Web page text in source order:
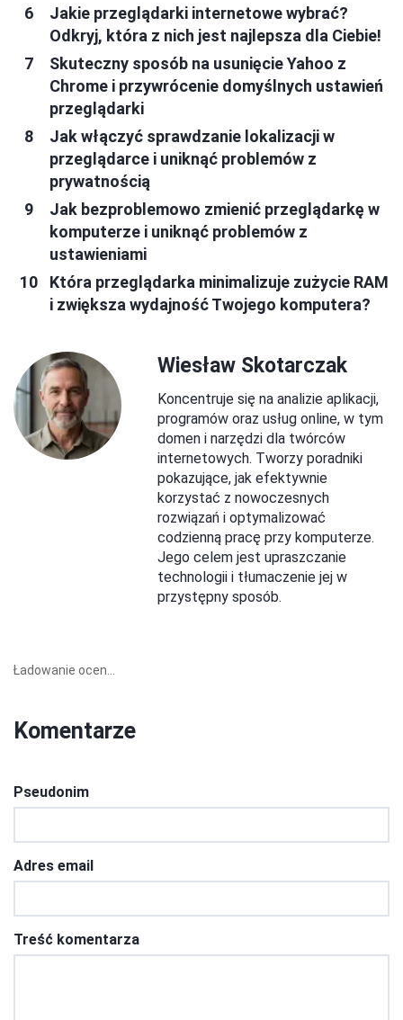
Jakie przeglądarki internetowe wybrać?
Odkryj, która z nich jest najlepsza dla Ciebie!
Skuteczny sposób na usunięcie Yahoo z
Chrome i przywrócenie domyślnych ustawień
przeglądarki
Jak włączyć sprawdzanie lokalizacji w
przeglądarce i uniknąć problemów z
prywatnością
Jak bezproblemowo zmienić przeglądarkę w
komputerze i uniknąć problemów z
ustawieniami
Która przeglądarka minimalizuje zużycie RAM
i zwiększa wydajność Twojego komputera?
Wiesław Skotarczak
Koncentruje się na analizie aplikacji,
programów oraz usług online, w tym
domen i narzędzi dla twórców
internetowych. Tworzy poradniki
pokazujące, jak efektywnie
korzystać z nowoczesnych
rozwiązań i optymalizować
codzienną pracę przy komputerze.
Jego celem jest upraszczanie
technologii i tłumaczenie jej w
przystępny sposób.
Ładowanie ocen...
Komentarze
Pseudonim
Adres email
Treść komentarza